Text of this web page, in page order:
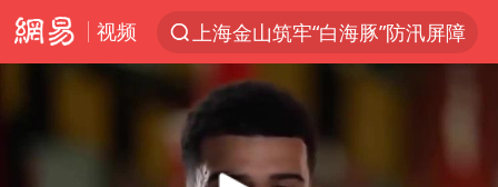
视频
上海金山筑牢“白海豚”防汛屏障
于东来回应胖东来近25年老店年底关闭